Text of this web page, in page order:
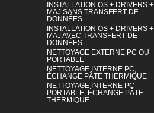
INSTALLATION OS + DRIVERS +
MAJ SANS TRANSFERT DE
DONNÉES
INSTALLATION OS + DRIVERS +
MAJ AVEC TRANSFERT DE
DONNÉES
NETTOYAGE EXTERNE PC OU
PORTABLE
NETTOYAGE INTERNE PC,
ÉCHANGE PÂTE THERMIQUE
NETTOYAGE INTERNE PC
PORTABLE, ÉCHANGE PÂTE
THERMIQUE